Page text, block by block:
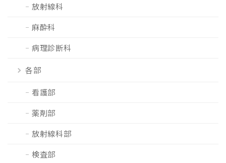
放射線科
麻酔科
病理診断科
各部
看護部
薬剤部
放射線科部
検査部